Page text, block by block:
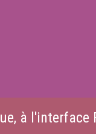
à l'interface